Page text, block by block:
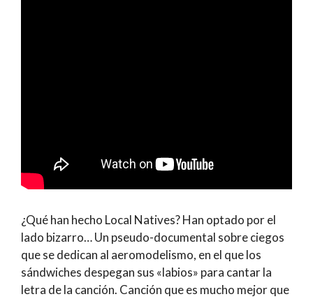
¿Qué han hecho Local Natives? Han optado por el
lado bizarro… Un pseudo-documental sobre ciegos
que se dedican al aeromodelismo, en el que los
sándwiches despegan sus «labios» para cantar la
letra de la canción. Canción que es mucho mejor que